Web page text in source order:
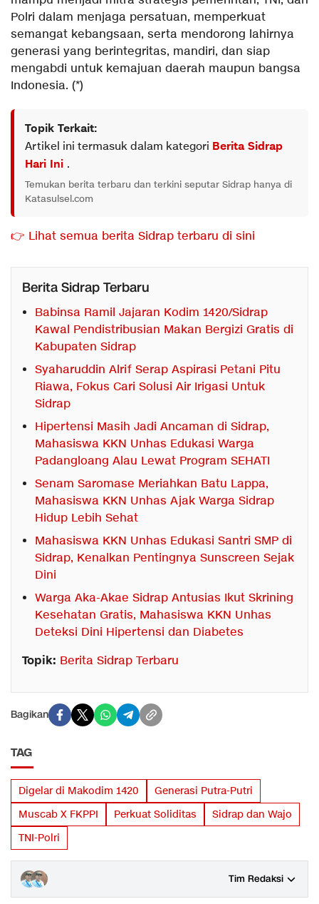
Polri dalam menjaga persatuan, memperkuat
semangat kebangsaan, serta mendorong lahirnya
generasi yang berintegritas, mandiri, dan siap
mengabdi untuk kemajuan daerah maupun bangsa
Indonesia. (*)
Topik Terkait:
Artikel ini termasuk dalam kategori Berita Sidrap
Hari Ini .
Temukan berita terbaru dan terkini seputar Sidrap hanya di
Katasulsel.com
👉 Lihat semua berita Sidrap terbaru di sini
Berita Sidrap Terbaru
Babinsa Ramil Jajaran Kodim 1420/Sidrap
Kawal Pendistribusian Makan Bergizi Gratis di
Kabupaten Sidrap
Syaharuddin Alrif Serap Aspirasi Petani Pitu
Riawa, Fokus Cari Solusi Air Irigasi Untuk
Sidrap
Hipertensi Masih Jadi Ancaman di Sidrap,
Mahasiswa KKN Unhas Edukasi Warga
Padangloang Alau Lewat Program SEHATI
Senam Saromase Meriahkan Batu Lappa,
Mahasiswa KKN Unhas Ajak Warga Sidrap
Hidup Lebih Sehat
Mahasiswa KKN Unhas Edukasi Santri SMP di
Sidrap, Kenalkan Pentingnya Sunscreen Sejak
Dini
Warga Aka-Akae Sidrap Antusias Ikut Skrining
Kesehatan Gratis, Mahasiswa KKN Unhas
Deteksi Dini Hipertensi dan Diabetes
Topik: Berita Sidrap Terbaru
Bagikan
TAG
Digelar di Makodim 1420
Generasi Putra-Putri
Muscab X FKPPI
Perkuat Soliditas
Sidrap dan Wajo
TNI-Polri
Tim Redaksi